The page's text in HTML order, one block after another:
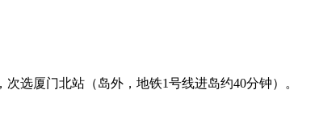
选厦门北站（岛外，地铁1号线进岛约40分钟）。